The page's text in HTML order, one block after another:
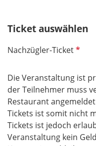
l h
f
l
d
Ticket auswählen
Nachzügler-TicketP
l
i
c
h
t
f
Die Veranstaltung ist
der Teilnehmer muss
Restaurant
Tickets ist somit nicht
Tickets ist jedoch
Veranstaltung kein